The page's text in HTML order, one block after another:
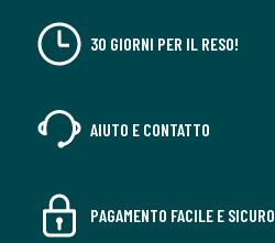
30 GIORNI PER IL RESO!
AIUTO E CONTATTO
PAGAMENTO FACILE E SICURO